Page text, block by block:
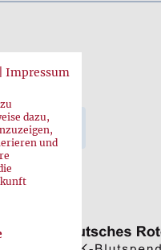
Impressum
dazu,
und